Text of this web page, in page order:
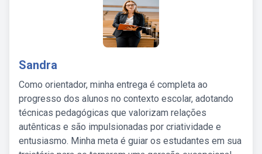
Sandra
Como orientador, minha entrega é completa ao
progresso dos alunos no contexto escolar, adotando
técnicas pedagógicas que valorizam relações
autênticas e são impulsionadas por criatividade e
entusiasmo. Minha meta é guiar os estudantes em sua